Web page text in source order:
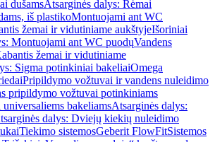
dušamsAtsarginės dalys: Rėmai
iš plastikoMontuojami ant WC
žemai ir vidutiniame aukštyjeIšoriniai
Montuojami ant WC puodųVandens
žemai ir vidutiniame
Sigma potinkiniai bakeliaiOmega
Pripildymo vožtuvai ir vandens nuleidimo
pripildymo vožtuvai potinkiniams
bakeliamsAtsarginės dalys:
dalys: Dviejų kiekių nuleidimo
Tiekimo sistemosGeberit FlowFitSistemos